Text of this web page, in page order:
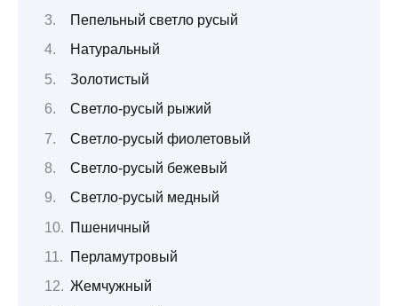
Пепельный светло русый
Натуральный
Золотистый
Светло-русый рыжий
Светло-русый фиолетовый
Светло-русый бежевый
Светло-русый медный
Пшеничный
Перламутровый
Жемчужный